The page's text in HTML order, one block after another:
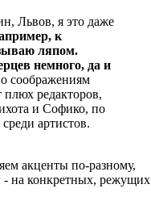
Львов, я это даже
к
ляпом.
немного, да и
соображениям
плюх редакторов,
и Софико, по
артистов.
акценты по-разному,
- на конкретных, режущих